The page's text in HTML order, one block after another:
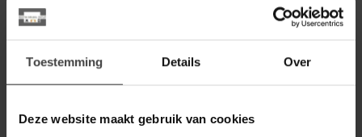
Toestemming Details Over
Deze website maakt gebruik van cookies
Light en Living Lampvoet
21x10x45 cm JAMIRI antiek
brons
€59,80